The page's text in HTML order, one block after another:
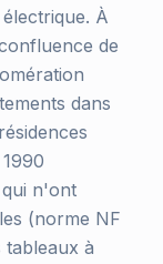
À
de
dans
n'ont
(norme NF
tableaux à